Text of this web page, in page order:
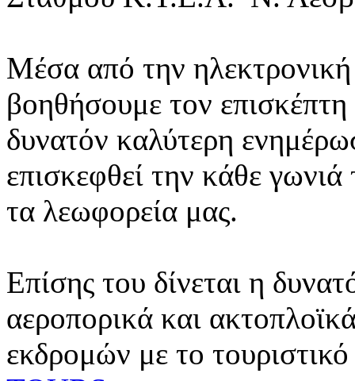
Μέσα από την ηλεκτρονική
βοηθήσουμε τον
δυνατόν καλύτερη
επισκεφθεί την κάθε
τα λεωφορεία μας.
Επίσης του δίνεται η
αεροπορικά και
εκδρομών με το